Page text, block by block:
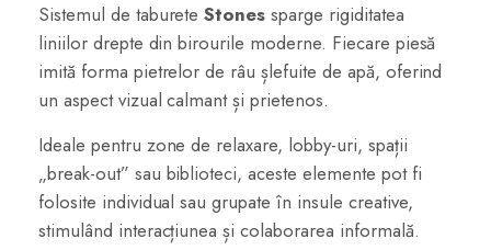
Sistemul de tabureteStones sparge rigiditatea
liniilor drepte din birourile moderne. Fiecare piesă
imită forma pietrelor de râu șlefuite de apă, oferind
un aspect vizual calmant și prietenos.
Ideale pentru zone de relaxare, lobby-uri, spații
„break-out” sau biblioteci, aceste elemente pot fi
folosite individual sau grupate în insule creative,
stimulând interacțiunea și colaborarea informală.